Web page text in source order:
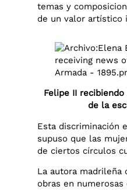
temas y
de un valor artístico
Felipe II
de la
Esta discriminación
supuso que las
de ciertos círculos
La autora madrileña
obras en